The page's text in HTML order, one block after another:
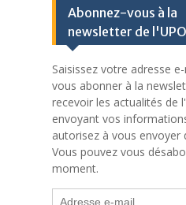
Abonnez-vous à la
newsletter de
Saisissez votre adresse
vous abonner à la
recevoir les actualités de
envoyant vos
autorisez à vous envoyer
Vous pouvez vous
moment.
Adresse